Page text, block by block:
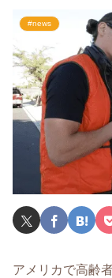
#news
アメリカで高齢